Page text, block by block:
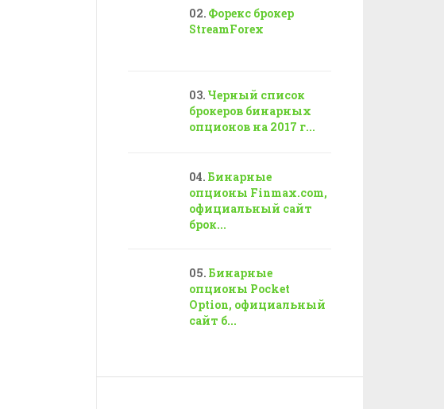
Форекс брокер
StreamForex
Черный список
брокеров бинарных
опционов на 2017 г...
Бинарные
опционы Finmax.com,
официальный сайт
брок...
Бинарные
опционы Pocket
Option, официальный
сайт б...